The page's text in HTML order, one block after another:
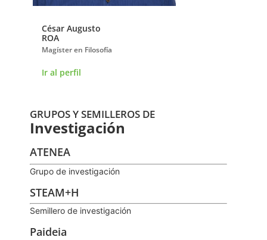
César Augusto
ROA
Magíster en Filosofía
Ir al perfil
GRUPOS Y SEMILLEROS DE
Investigación
ATENEA
Grupo de investigación
STEAM+H
Semillero de investigación
Paideia